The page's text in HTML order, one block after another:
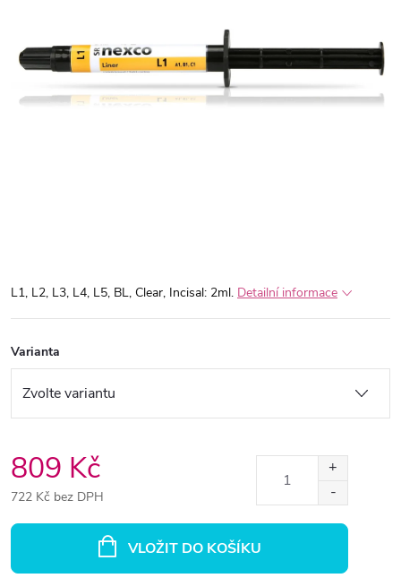
L1, L2, L3, L4, L5, BL, Clear, Incisal: 2ml. Detailní informace
Varianta
809 Kč
722 Kč bez DPH
VLOŽIT DO KOŠÍKU